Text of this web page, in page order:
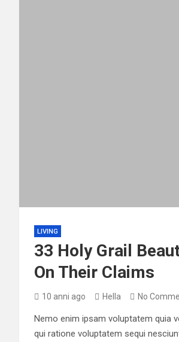
LIVING
33 Holy Grail
On Their Claims
10 anni ago Hella No
Nemo enim ipsam voluptatem quia
qui ratione voluptatem sequi